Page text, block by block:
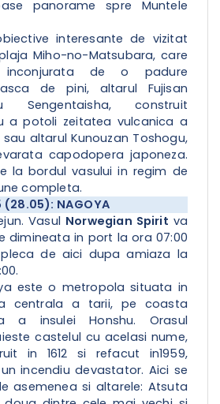
panorame spre Muntele
interesante de vizitat
Miho-no-Matsubara, care
de o padure
de pini, altarul Fujisan
Sengentaisha, construit
a potoli zeitatea vulcanica a
sau altarul Kunouzan Toshogu,
capodopera japoneza.
la bordul vasului in regim de
completa.
(28.05): NAGOYA
Vasul Norwegian Spirit va
dimineata in port la ora 07:00
de aici dupa amiaza la
este o metropola situata in
centrala a tarii, pe coasta
a insulei Honshu. Orasul
castelul cu acelasi nume,
in 1612 si refacut in1959,
incendiu devastator. Aici se
asemenea si altarele: Atsuta